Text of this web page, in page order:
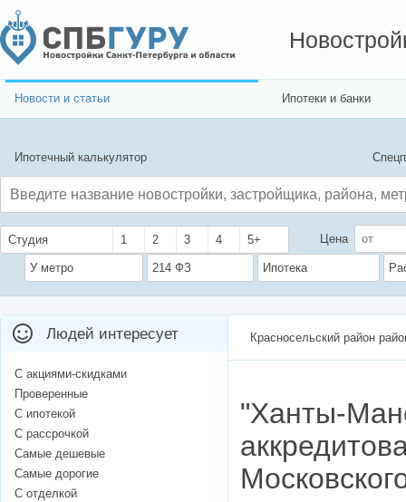
Новости и статьи Ипотеки и банки
Ипотечный калькулятор
Студия 1 2 3 4 5+ Цена
У метро 214 ФЗ Ипотека
Красносельский район
"Ханты-
Людей интересует
С акциями-скидками
Проверенные
С ипотекой
С рассрочкой
Самые дешевые
Самые дорогие
С отделкой